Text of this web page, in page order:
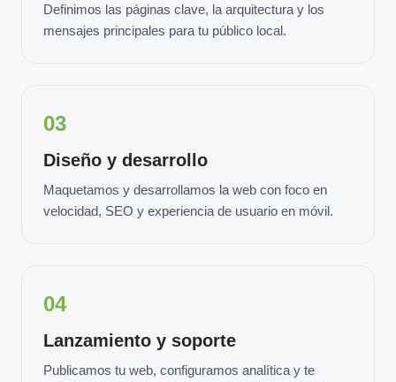
Definimos las páginas clave, la arquitectura y los
mensajes principales para tu público local.
03
Diseño y desarrollo
Maquetamos y desarrollamos la web con foco en
velocidad, SEO y experiencia de usuario en móvil.
04
Lanzamiento y soporte
Publicamos tu web, configuramos analítica y te